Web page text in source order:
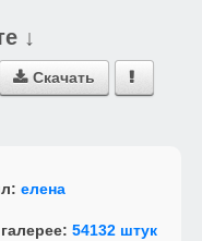
↓
 Скачать 
елена
54132 штук